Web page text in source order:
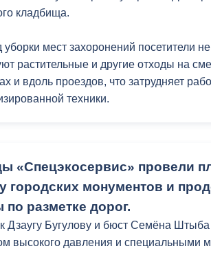
Градостроительная
на
в
условий по
Формирование
Гражданская
чрезвычайных
кладбища.
уборки мест захоронений посетители
растительные и другие отходы на
и вдоль проездов, что затрудняет
техники.
«Спецэкосервис» провели
городских монументов и
по разметке дорог.
Дзаугу Бугулову и бюст Семёна
высокого давления и специальными